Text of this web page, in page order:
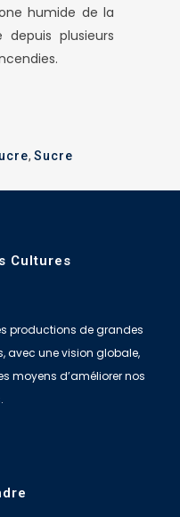
humide de la
plusieurs
, Sucre
Cultures
productions de grandes
avec une vision globale,
moyens d’améliorer nos